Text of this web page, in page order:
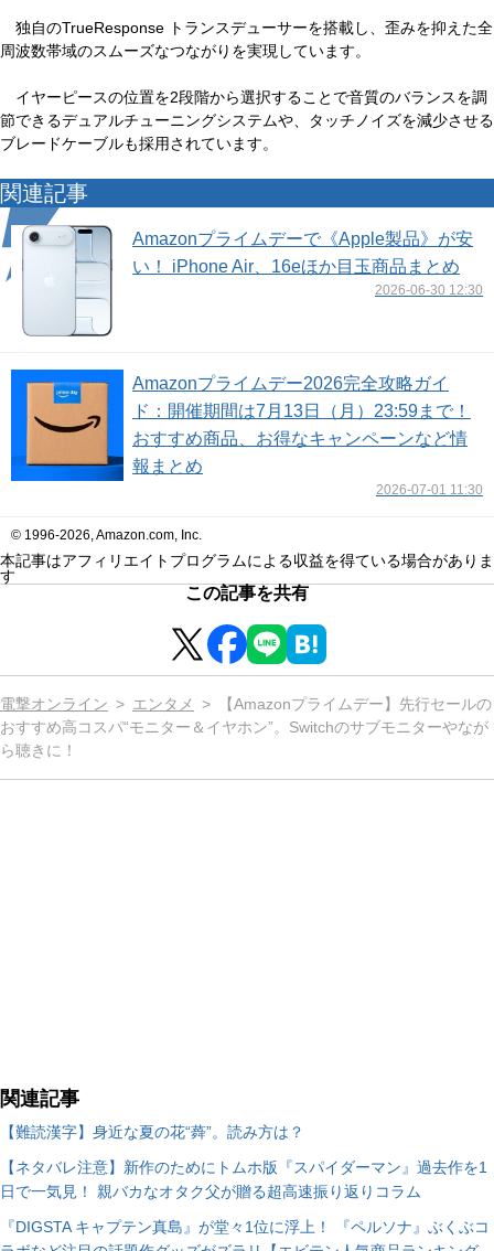
独自のTrueResponse トランスデューサーを搭載し、歪みを抑えた全
周波数帯域のスムーズなつながりを実現しています。
イヤーピースの位置を2段階から選択することで音質のバランスを調
節できるデュアルチューニングシステムや、タッチノイズを減少させる
ブレードケーブルも採用されています。
関連記事
Amazonプライムデーで《Apple製品》が安
い！ iPhone Air、16eほか目玉商品まとめ
2026-06-30 12:30
Amazonプライムデー2026完全攻略ガイ
ド：開催期間は7月13日（月）23:59まで！
おすすめ商品、お得なキャンペーンなど情
報まとめ
2026-07-01 11:30
© 1996-2026, Amazon.com, Inc.
本記事はアフィリエイトプログラムによる収益を得ている場合がありま
す
この記事を共有
電撃オンライン エンタメ
【Amazonプライムデー】先行セールの
おすすめ高コスパ“モニター＆イヤホン”。Switchのサブモニターやなが
ら聴きに！
関連記事
【難読漢字】身近な夏の花“蕣”。読み方は？
【ネタバレ注意】新作のためにトムホ版『スパイダーマン』過去作を1
日で一気見！ 親バカなオタク父が贈る超高速振り返りコラム
『DIGSTA キャプテン真島』が堂々1位に浮上！ 『ペルソナ』ぶくぶコ